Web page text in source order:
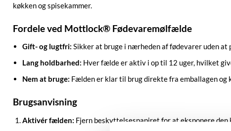
køkken og spisekammer.
Fordele ved Mottlock® Fødevaremølfælde
Gift- og lugtfri: Sikker at bruge i nærheden af fødevarer uden
Lang holdbarhed: Hver fælde er aktiv i op til 12 uger, hvilket
Nem at bruge: Fælden er klar til brug direkte fra emballagen og
Brugsanvisning
Aktivér fælden: Fjern beskyttelsespapiret for at eksponere